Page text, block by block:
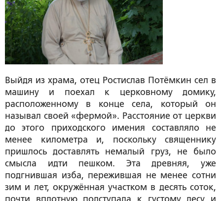
Выйдя из храма, отец Ростислав Потёмкин сел в
машину и поехал к церковному домику,
расположенному в конце села, который он
называл своей «фермой». Расстояние от церкви
до этого приходского имения составляло не
менее километра и, поскольку священнику
пришлось доставлять немалый груз, не было
смысла идти пешком. Эта древняя, уже
подгнившая изба, пережившая не менее сотни
зим и лет, окружённая участком в десять соток,